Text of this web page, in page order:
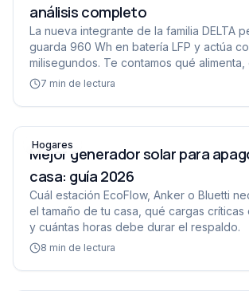
análisis completo
La nueva integrante de la familia DELTA
guarda 960 Wh en batería LFP y actúa
milisegundos. Te contamos qué alimenta,
para quién es (y para quién no).
7 min de lectura
Mejor generador solar para apagones
Hogares
Mejor generador solar para
casa: guía 2026
Cuál estación EcoFlow, Anker o Bluetti
el tamaño de tu casa, qué cargas
y cuántas horas debe durar el respaldo.
8 min de lectura